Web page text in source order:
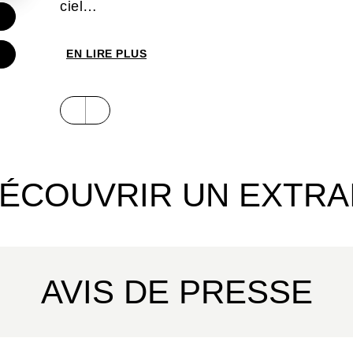
ciel…
EN LIRE PLUS
UN
AVIS DE PRESSE